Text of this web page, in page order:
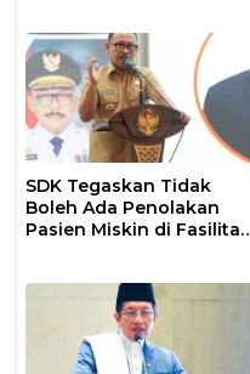
SDK Tegaskan Tidak
Boleh Ada Penolakan
Pasien Miskin di Fasilitas